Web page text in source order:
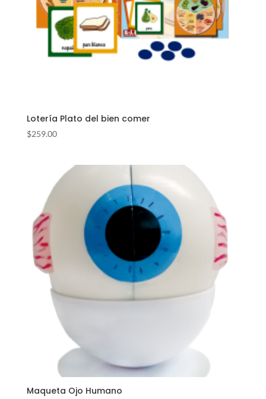
Lotería Plato del bien comer
$259.00
Maqueta Ojo Humano